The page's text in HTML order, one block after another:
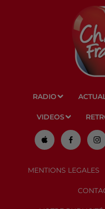
RADIO
VIDEOS
MENTIONS LEGALES